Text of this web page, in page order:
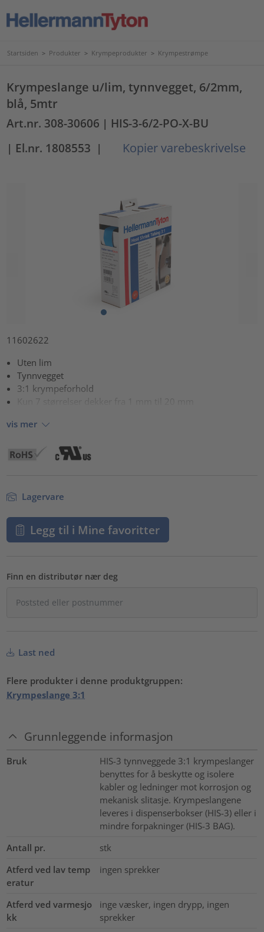
Startsiden > Produkter > Krympeprodukter > Krympestrømpe
Krympeslange u/lim, tynnvegget, 6/2mm,
blå, 5mtr
Art.nr. 308-30606 | HIS-3-6/2-PO-X-BU
| El.nr. 1808553 | Kopier varebeskrivelse
11602622
Uten lim
Tynnvegget
3:1 krympeforhold
Kun 7 størrelser dekker fra 1 mm til 20 mm
vis mer
Lagervare
Legg til i Mine favoritter
Finn en distributør nær deg
Last ned
Flere produkter i denne produktgruppen:
Krympeslange 3:1
Grunnleggende informasjon
Bruk
HIS-3 tynnveggede 3:1 krympeslanger
benyttes for å beskytte og isolere
kabler og ledninger mot korrosjon og
mekanisk slitasje. Krympeslangene
leveres i dispenserbokser (HIS-3) eller i
mindre forpakninger (HIS-3 BAG).
Antall pr.
stk
Atferd ved lav temp
eratur
ingen sprekker
Atferd ved varmesjo
kk
inge væsker, ingen drypp, ingen
sprekker